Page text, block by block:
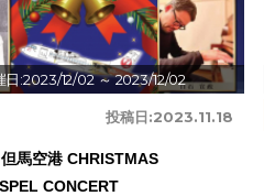
日:2023/12/02～ 2023/12/02
投稿日:2023.11.18
馬空港 CHRISTMAS
CONCERT